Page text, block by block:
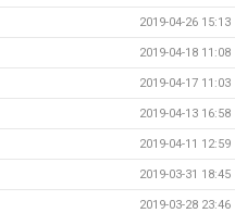
2019-04-26 15:13
2019-04-18 11:08
2019-04-17 11:03
2019-04-13 16:58
2019-04-11 12:59
2019-03-31 18:45
2019-03-28 23:46